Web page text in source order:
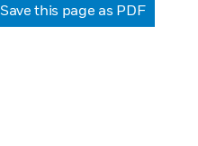
Save this page as PDF